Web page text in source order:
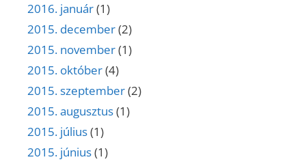
2016. január(1)
2015. december(2)
2015. november(1)
2015. október(4)
2015. szeptember(2)
2015. augusztus(1)
2015. július(1)
2015. június(1)